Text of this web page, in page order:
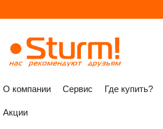
О компании Сервис Где купить?
Акции